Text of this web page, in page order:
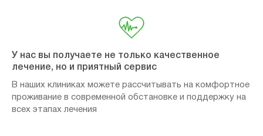
У нас вы получаете не только качественное
лечение, но и приятный сервис
В наших клиниках можете рассчитывать на комфортное
проживание в современной обстановке и поддержку на
всех этапах лечения